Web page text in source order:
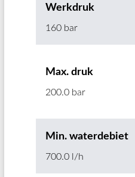
Werkdruk
160 bar
Max. druk
200.0 bar
Min. waterdebiet
700.0 l/h